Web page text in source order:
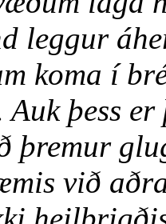
leggur
koma í
þess
þremur
við